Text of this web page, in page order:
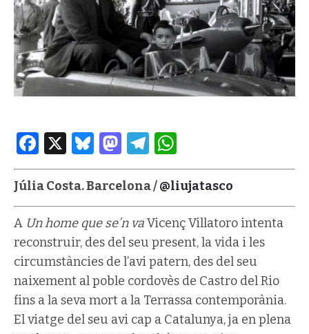
Facebook
X Bluesky
Mastodon
Telegram
Júlia Costa. Barcelona /@liujatasco
A Un home que se’n vaVicenç Villatoro intenta
reconstruir, des del seu present, la vida i les
circumstàncies de l’avi patern, des del seu
naixement al poble cordovès de Castro del Rio
fins a la seva mort a la Terrassa contemporània.
El viatge del seu avi cap a Catalunya, ja en plena